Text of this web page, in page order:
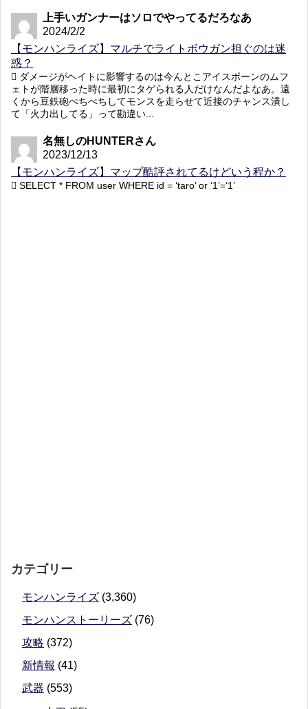
上手いガンナーはソロでやってるだろなあ
2024/2/2
【モンハンライズ】マルチでライトボウガン担ぐのは迷
惑？
ダメージがヘイトに影響するのは今んとこアイスボーンのムフ
ェトが階層移った時に最初にタゲられる人だけなんだよなあ。遠
くから豆鉄砲ぺちぺちしてモンスを走らせて近接のチャンス潰し
て「火力出してる」って勘違い...
名無しのHUNTERさん
2023/12/13
【モンハンライズ】マップ酷評されてるけどいう程か？
SELECT * FROM user WHERE id = ‘taro’ or ‘1’=‘1’
カテゴリー
モンハンライズ (3,360)
モンハンストーリーズ (76)
攻略 (372)
新情報 (41)
武器 (553)